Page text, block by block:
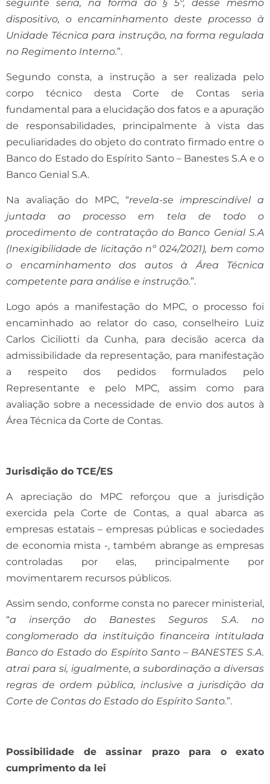
seguinte seria, na forma do § 5º, desse mesmo
dispositivo, o encaminhamento deste processo à
Unidade Técnica para instrução, na forma regulada
no Regimento Interno.”.
Segundo consta, a instrução a ser realizada pelo
corpo técnico desta Corte de Contas seria
fundamental para a elucidação dos fatos e a apuração
de responsabilidades, principalmente à vista das
peculiaridades do objeto do contrato firmado entre o
Banco do Estado do Espírito Santo – Banestes S.A e o
Banco Genial S.A.
Na avaliação do MPC, “revela-se imprescindível a
juntada ao processo em tela de todo o
procedimento de contratação do Banco Genial S.A
(Inexigibilidade de licitação nº 024/2021), bem como
o encaminhamento dos autos à Área Técnica
competente para análise e instrução.”.
Logo após a manifestação do MPC, o processo foi
encaminhado ao relator do caso, conselheiro Luiz
Carlos Ciciliotti da Cunha, para decisão acerca da
admissibilidade da representação, para manifestação
a respeito dos pedidos formulados pelo
Representante e pelo MPC, assim como para
avaliação sobre a necessidade de envio dos autos à
Área Técnica da Corte de Contas.
Jurisdição do TCE/ES
A apreciação do MPC reforçou que a jurisdição
exercida pela Corte de Contas, a qual abarca as
empresas estatais – empresas públicas e sociedades
de economia mista -, também abrange as empresas
controladas por elas, principalmente por
movimentarem recursos públicos.
Assim sendo, conforme consta no parecer ministerial,
“a inserção do Banestes Seguros S.A. no
conglomerado da instituição financeira intitulada
Banco do Estado do Espírito Santo – BANESTES S.A.
atrai para si, igualmente, a subordinação a diversas
regras de ordem pública, inclusive a jurisdição da
Corte de Contas do Estado do Espírito Santo.”.
Possibilidade de assinar prazo para o exato
cumprimento da lei